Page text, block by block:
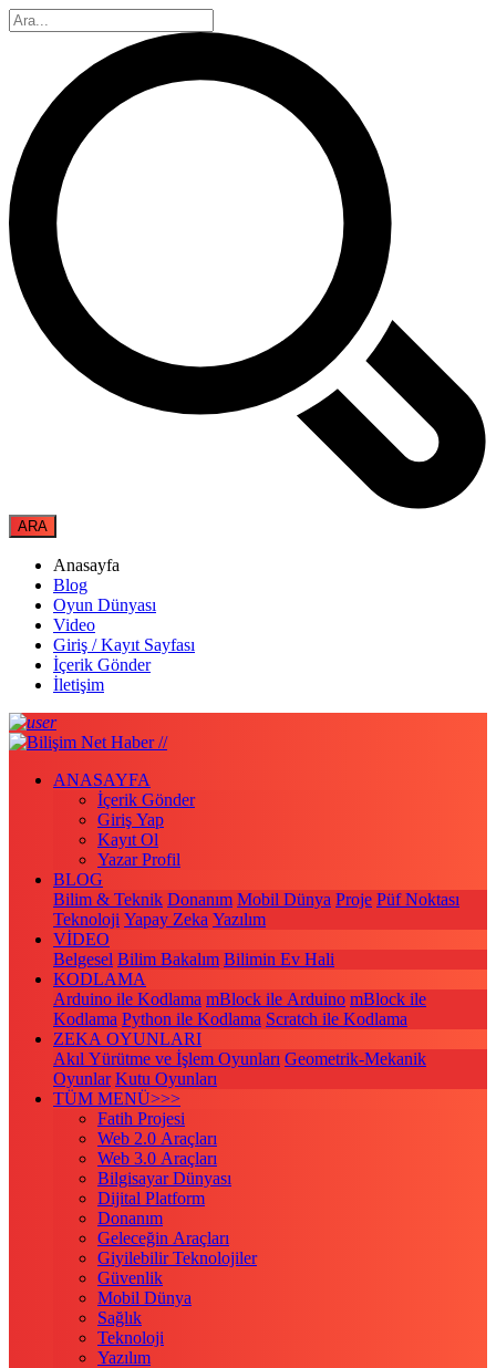
Anasayfa
Blog
Oyun Dünyası
Video
Giriş / Kayıt Sayfası
İçerik Gönder
İletişim
ANASAYFA
İçerik Gönder
Giriş Yap
Kayıt Ol
Yazar Profil
BLOG
Bilim & Teknik Donanım Mobil Dünya Proje Püf Noktası
Teknoloji Yapay Zeka Yazılım
VİDEO
Belgesel Bilim Bakalım Bilimin Ev Hali
KODLAMA
Arduino ile Kodlama mBlock ile Arduino mBlock ile
Kodlama Python ile Kodlama Scratch ile Kodlama
ZEKA OYUNLARI
Akıl Yürütme ve İşlem Oyunları Geometrik-Mekanik
Oyunlar Kutu Oyunları
TÜM MENÜ>>>
Fatih Projesi
Web 2.0 Araçları
Web 3.0 Araçları
Bilgisayar Dünyası
Dijital Platform
Donanım
Geleceğin Araçları
Giyilebilir Teknolojiler
Güvenlik
Mobil Dünya
Sağlık
Teknoloji
Yazılım